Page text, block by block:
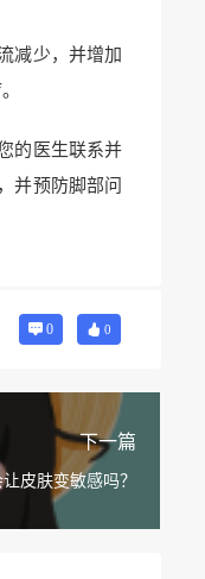
减少，并增加
的医生联系并
并预防脚部问
0 0
下一篇
皮肤变敏感吗？